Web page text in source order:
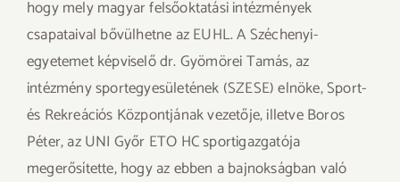
hogy mely magyar felsőoktatási intézmények
csapataival bővülhetne az EUHL. A Széchenyi-
egyetemet képviselő dr. Gyömörei Tamás, az
intézmény sportegyesületének (SZESE) elnöke, Sport-
és Rekreációs Központjának vezetője, illetve Boros
Péter, az UNI Győr ETO HC sportigazgatója
megerősítette, hogy az ebben a bajnokságban való